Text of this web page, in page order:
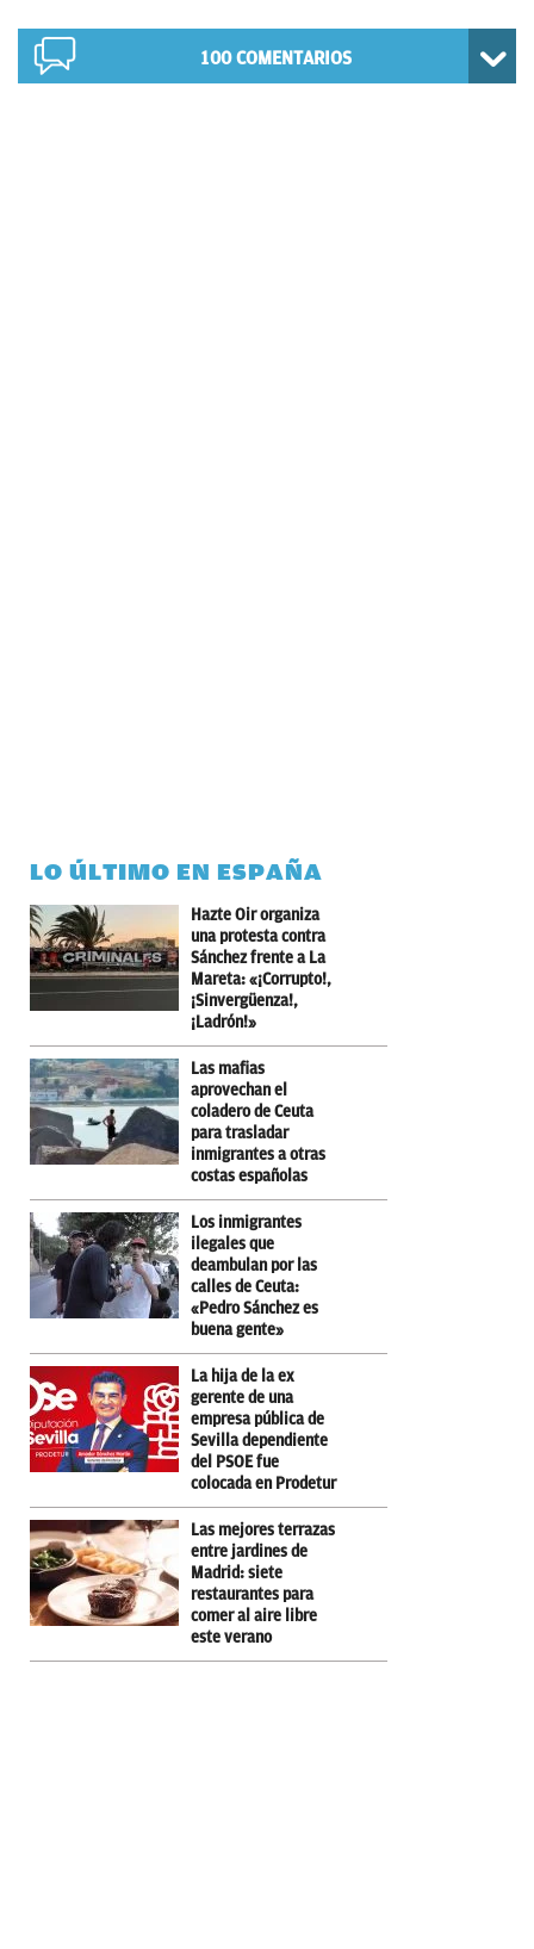
100COMENTARIOS
LO ÚLTIMO EN ESPAÑA
Hazte Oir organiza
una protesta contra
Sánchez frente a La
Mareta: «¡Corrupto!,
¡Sinvergüenza!,
¡Ladrón!»
Las mafias
aprovechan el
coladero de Ceuta
para trasladar
inmigrantes a otras
costas españolas
Los inmigrantes
ilegales que
deambulan por las
calles de Ceuta:
«Pedro Sánchez es
buena gente»
La hija de la ex
gerente de una
empresa pública de
Sevilla dependiente
del PSOE fue
colocada en Prodetur
Las mejores terrazas
entre jardines de
Madrid: siete
restaurantes para
comer al aire libre
este verano